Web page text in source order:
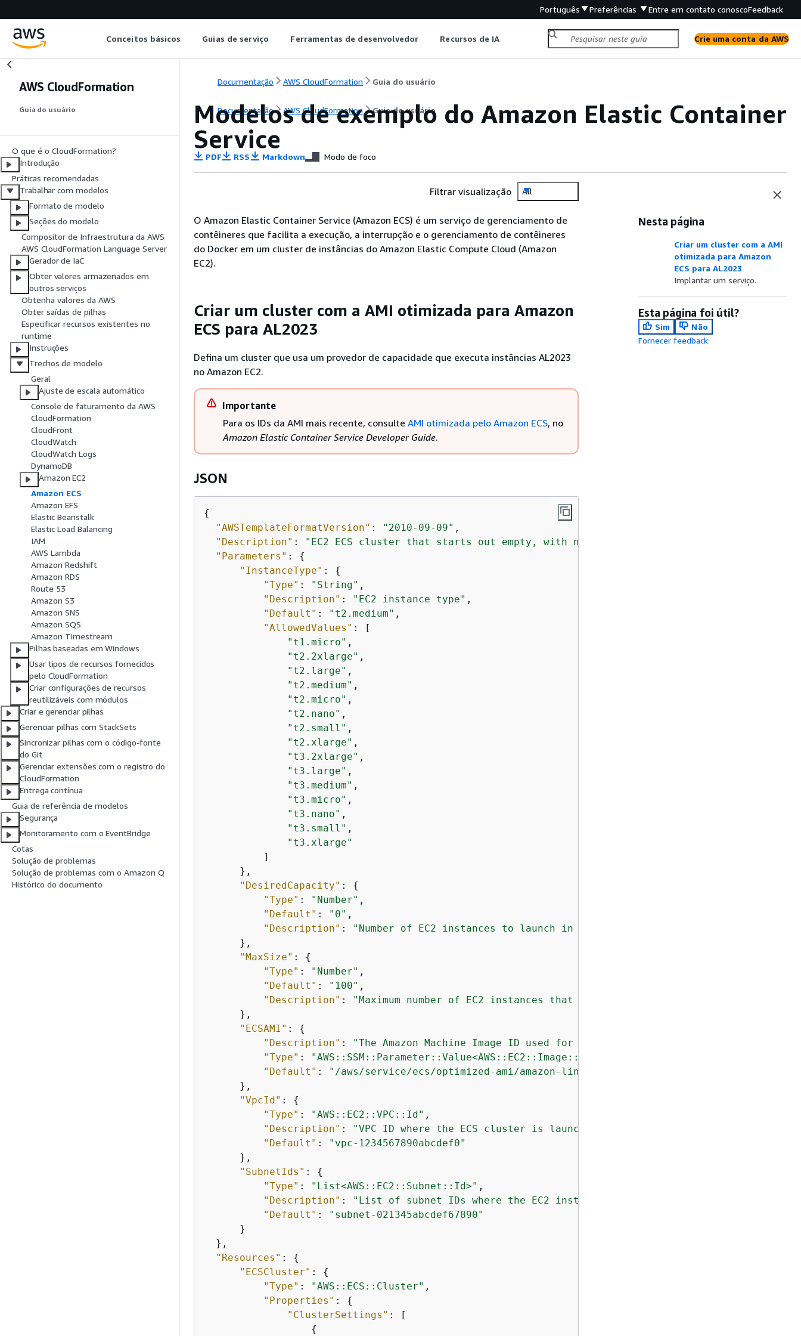
Português Preferências Entre em contato conoscoFeedback
Conceitos básicos Guias de serviço Ferramentas de desenvolvedor Recursos de IA Crie uma conta da AWS
AWS CloudFormation
Guia do usuário
O que é o CloudFormation?
Introdução
Práticas recomendadas
Trabalhar com modelos
Formato de modelo
Seções do modelo
Compositor de Infraestrutura da AWS
AWS CloudFormation Language Server
Gerador de IaC
Obter valores armazenados em
outros serviços
Obtenha valores da AWS
Obter saídas de pilhas
Especificar recursos existentes no
runtime
Instruções
Trechos de modelo
Geral
Ajuste de escala automático
Console de faturamento da AWS
CloudFormation
CloudFront
CloudWatch
CloudWatch Logs
DynamoDB
Amazon EC2
Amazon ECS
Amazon EFS
Elastic Beanstalk
Elastic Load Balancing
IAM
AWS Lambda
Amazon Redshift
Amazon RDS
Route 53
Amazon S3
Amazon SNS
Amazon SQS
Amazon Timestream
Pilhas baseadas em Windows
Usar tipos de recursos fornecidos
pelo CloudFormation
Criar configurações de recursos
reutilizáveis com módulos
Criar e gerenciar pilhas
Gerenciar pilhas com StackSets
Sincronizar pilhas com o código-fonte
do Git
Gerenciar extensões com o registro do
CloudFormation
Entrega contínua
Guia de referência de modelos
Segurança
Monitoramento com o EventBridge
Cotas
Solução de problemas
Solução de problemas com o Amazon Q
Histórico do documento
Documentação AWS CloudFormation Guia do usuário
Documentação AWS CloudFormation Guia do usuário
Modelos de exemplo do Amazon Elastic Container
Service
PDF RSS Markdown Modo de foco
Filtrar visualização All
O Amazon Elastic Container Service (Amazon ECS) é um serviço de gerenciamento de
contêineres que facilita a execução, a interrupção e o gerenciamento de contêineres
do Docker em um cluster de instâncias do Amazon Elastic Compute Cloud (Amazon
EC2).
Criar um cluster com a AMI otimizada para Amazon
ECS para AL2023
Defina um cluster que usa um provedor de capacidade que executa instâncias AL2023
no Amazon EC2.
Importante
Para os IDs da AMI mais recente, consulte AMI otimizada pelo Amazon ECS, no
Amazon Elastic Container Service Developer Guide.
JSON
{
"AWSTemplateFormatVersion" : "2010-09-09" ,
"Description" :
"EC2 ECS cluster that starts out empty, with no EC2 instances yet. An ECS
"Parameters" : {
"InstanceType" : {
"Type" : "String" ,
"Description" : "EC2 instance type" ,
"Default" : "t2.medium" ,
"AllowedValues" : [
"t1.micro" ,
"t2.2xlarge" ,
"t2.large" ,
"t2.medium" ,
"t2.micro" ,
"t2.nano" ,
"t2.small" ,
"t2.xlarge" ,
"t3.2xlarge" ,
"t3.large" ,
"t3.medium" ,
"t3.micro" ,
"t3.nano" ,
"t3.small" ,
"t3.xlarge"
          ]
      },
"DesiredCapacity" : {
"Type" : "Number" ,
"Default" : "0" ,
"Description" :
"Number of EC2 instances to launch in your ECS cluster."
      },
"MaxSize" : {
"Type" : "Number" ,
"Default" : "100" ,
"Description" :
"Maximum number of EC2 instances that can be launched in your ECS cluster."
      },
"ECSAMI" : {
"Description" : "The Amazon Machine Image ID used for the cluster"
"Type" : "AWS::SSM::Parameter::Value<AWS::EC2::Image::Id>"
"Default" :
"/aws/service/ecs/optimized-ami/amazon-linux-2023/recommended/image_id"
      },
"VpcId" : {
"Type" : "AWS::EC2::VPC::Id" ,
"Description" : "VPC ID where the ECS cluster is launched"
"Default" :
"vpc-1234567890abcdef0"
      },
"SubnetIds" : {
"Type" : "List<AWS::EC2::Subnet::Id>" ,
"Description" : "List of subnet IDs where the EC2 instances will be launched"
"Default" :
"subnet-021345abcdef67890"
      }
  },
"Resources" : {
"ECSCluster" : {
"Type" : "AWS::ECS::Cluster" ,
"Properties" : {
"ClusterSettings" : [
{
Nesta página
Criar um cluster com a AMI
otimizada para Amazon
ECS para AL2023
Implantar um serviço.
Esta página foi útil?
Sim
Não
Fornecer feedback